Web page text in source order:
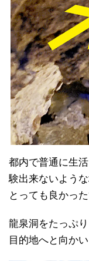
都内で普通に生
験出来ないよう
とっても良かった
龍泉洞をたっぷ
目的地へと向かい